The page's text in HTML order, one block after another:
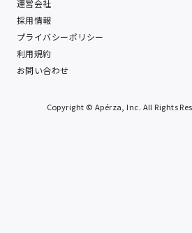
運営会社
採用情報
プライバシーポリシー
利用規約
お問い合わせ
Copyright © Apérza, Inc. All Rights